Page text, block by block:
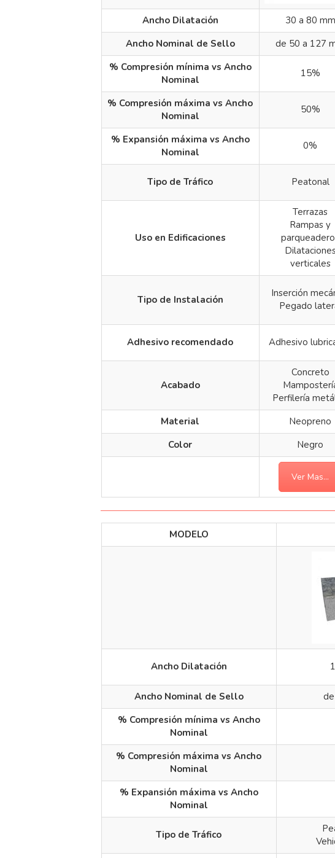
Ancho Dilatación 30 a 80 mm
Ancho Nominal de Sello
de 50 a 127
% Compresión mínima vs Ancho
Nominal
15%
% Compresión máxima vs Ancho
Nominal
50%
% Expansión máxima vs Ancho
Nominal
0%
Tipo de Tráfico Peatonal
Uso en Edificaciones
Terrazas
Rampas y
verticales
Tipo de Instalación
Inserción
Pegado
Adhesivo recomendado Adhesivo
Acabado
Concreto
Perfilería
Material Neopreno
Color
Negro
Ver Mas...
MODELO
Ancho Dilatación
Ancho Nominal de Sello
% Compresión mínima vs Ancho
Nominal
% Compresión máxima vs Ancho
Nominal
% Expansión máxima vs Ancho
Nominal
Tipo de Tráfico